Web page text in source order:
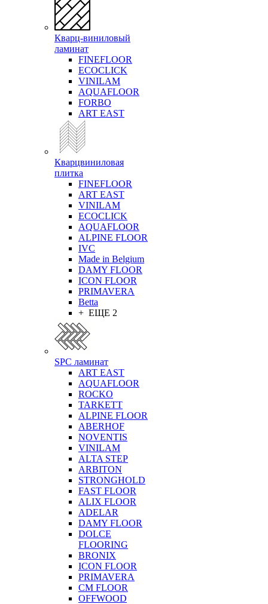
Кварц-виниловый
ламинат
FINEFLOOR
ECOCLICK
VINILAM
AQUAFLOOR
FORBO
ART EAST
Кварцвиниловая
плитка
FINEFLOOR
ART EAST
VINILAM
ECOCLICK
AQUAFLOOR
ALPINE FLOOR
IVC
Made in Belgium
DAMY FLOOR
ICON FLOOR
PRIMAVERA
Betta
+ ЕЩЕ 2
SPC ламинат
ART EAST
AQUAFLOOR
ROCKO
TARKETT
ALPINE FLOOR
ABERHOF
NOVENTIS
VINILAM
ALTA STEP
ARBITON
STRONGHOLD
FAST FLOOR
ALIX FLOOR
ADELAR
DAMY FLOOR
DOLCE
FLOORING
BRONIX
ICON FLOOR
PRIMAVERA
CM FLOOR
OFFWOOD